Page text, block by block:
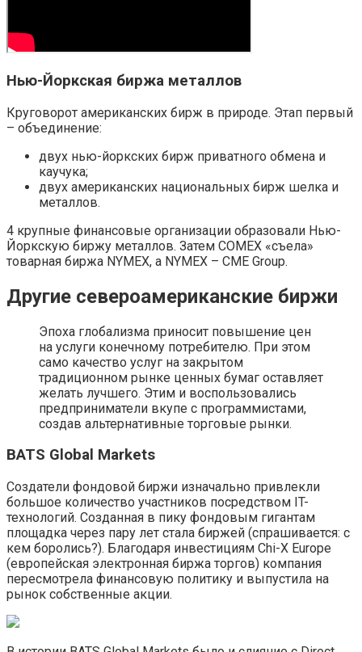
Нью-Йоркская биржа металлов
Круговорот американских бирж в природе. Этап первый
– объединение:
двух нью-йоркских бирж приватного обмена и
каучука;
двух американских национальных бирж шелка и
металлов.
4 крупные финансовые организации образовали Нью-
Йоркскую биржу металлов. Затем COMEX «съела»
товарная биржа NYMEX, а NYMEX – CME Group.
Другие североамериканские биржи
Эпоха глобализма приносит повышение цен
на услуги конечному потребителю. При этом
само качество услуг на закрытом
традиционном рынке ценных бумаг оставляет
желать лучшего. Этим и воспользовались
предприниматели вкупе с программистами,
создав альтернативные торговые рынки.
BATS Global Markets
Создатели фондовой биржи изначально привлекли
большое количество участников посредством IT-
технологий. Созданная в пику фондовым гигантам
площадка через пару лет стала биржей (спрашивается: с
кем боролись?). Благодаря инвестициям Chi-X Europe
(европейская электронная биржа торгов) компания
пересмотрела финансовую политику и выпустила на
рынок собственные акции.